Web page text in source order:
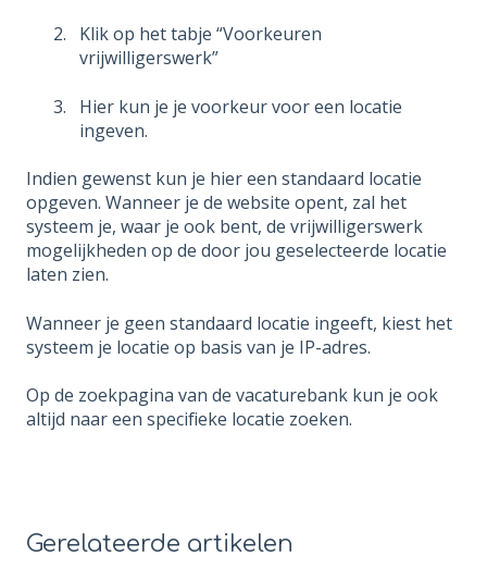
Klik op het tabje “Voorkeuren
vrijwilligerswerk”
Hier kun je je voorkeur voor een locatie
ingeven.
Indien gewenst kun je hier een standaard locatie
opgeven. Wanneer je de website opent, zal het
systeem je, waar je ook bent, de vrijwilligerswerk
mogelijkheden op de door jou geselecteerde locatie
laten zien.
Wanneer je geen standaard locatie ingeeft, kiest het
systeem je locatie op basis van je IP-adres.
Op de zoekpagina van de vacaturebank kun je ook
altijd naar een specifieke locatie zoeken.
Gerelateerde artikelen